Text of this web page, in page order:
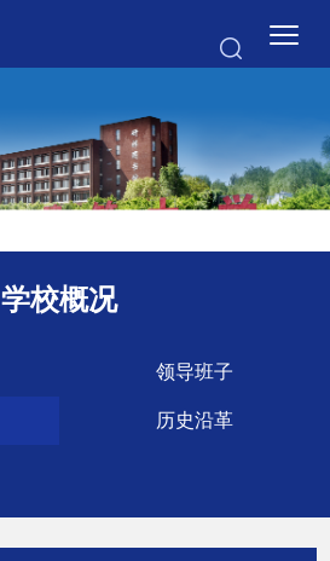
学校概况
领导班子
历史沿革